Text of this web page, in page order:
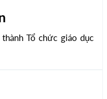
Tổ chức giáo dục